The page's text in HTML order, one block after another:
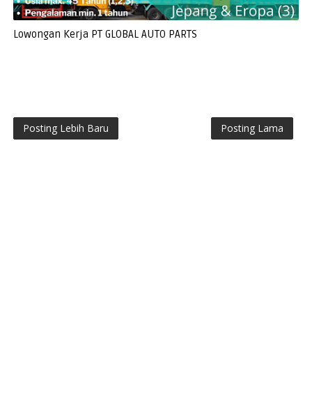
Lowongan Kerja PT GLOBAL AUTO PARTS
Posting Lebih Baru Posting Lama